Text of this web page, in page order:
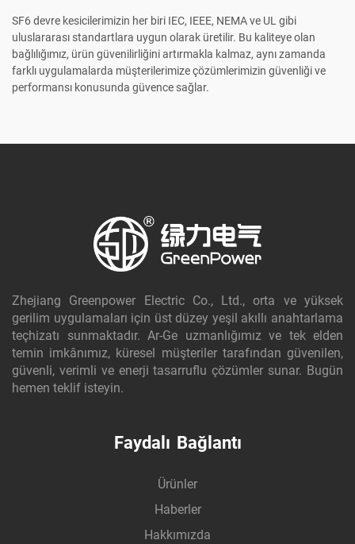
SF6 devre kesicilerimizin her biri IEC, IEEE, NEMA ve UL gibi
uluslararası standartlara uygun olarak üretilir. Bu kaliteye olan
bağlılığımız, ürün güvenilirliğini artırmakla kalmaz, aynı zamanda
farklı uygulamalarda müşterilerimize çözümlerimizin güvenliği ve
performansı konusunda güvence sağlar.
Zhejiang Greenpower Electric Co., Ltd., orta ve yüksek
gerilim uygulamaları için üst düzey yeşil akıllı anahtarlama
teçhizatı sunmaktadır. Ar-Ge uzmanlığımız ve tek elden
temin imkânımız, küresel müşteriler tarafından güvenilen,
güvenli, verimli ve enerji tasarruflu çözümler sunar. Bugün
hemen teklif isteyin.
Faydalı Bağlantı
Ürünler
Haberler
Hakkımızda